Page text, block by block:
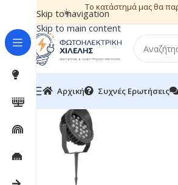
Skip to navigation
Skip to main content
☀️ Το κατάστημά μας θα
Αρχική Συχνές Ερωτήσεις